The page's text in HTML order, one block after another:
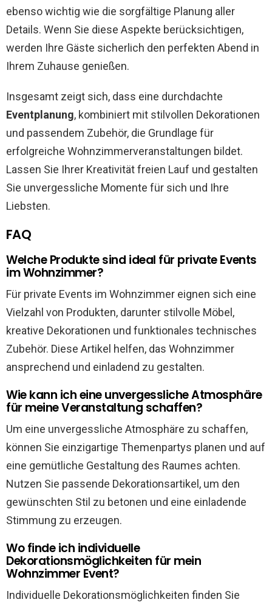
ebenso wichtig wie die sorgfältige Planung aller
Details. Wenn Sie diese Aspekte berücksichtigen,
werden Ihre Gäste sicherlich den perfekten Abend in
Ihrem Zuhause genießen.
Insgesamt zeigt sich, dass eine durchdachte
Eventplanung, kombiniert mit stilvollen Dekorationen
und passendem Zubehör, die Grundlage für
erfolgreiche Wohnzimmerveranstaltungen bildet.
Lassen Sie Ihrer Kreativität freien Lauf und gestalten
Sie unvergessliche Momente für sich und Ihre
Liebsten.
FAQ
Welche Produkte sind ideal für private Events
im Wohnzimmer?
Für private Events im Wohnzimmer eignen sich eine
Vielzahl von Produkten, darunter stilvolle Möbel,
kreative Dekorationen und funktionales technisches
Zubehör. Diese Artikel helfen, das Wohnzimmer
ansprechend und einladend zu gestalten.
Wie kann ich eine unvergessliche Atmosphäre
für meine Veranstaltung schaffen?
Um eine unvergessliche Atmosphäre zu schaffen,
können Sie einzigartige Themenpartys planen und auf
eine gemütliche Gestaltung des Raumes achten.
Nutzen Sie passende Dekorationsartikel, um den
gewünschten Stil zu betonen und eine einladende
Stimmung zu erzeugen.
Wo finde ich individuelle
Dekorationsmöglichkeiten für mein
Wohnzimmer Event?
Individuelle Dekorationsmöglichkeiten finden Sie